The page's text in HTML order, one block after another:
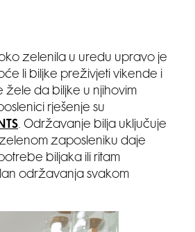
zelenila u uredu upravo je
li biljke preživjeti vikende i
žele da biljke u njihovim
rješenje su
. Održavanje bilja uključuje
zaposleniku daje
biljaka ili ritam
održavanja svakom